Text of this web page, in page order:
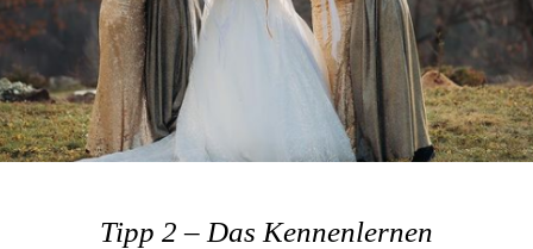
Tipp 2 – Das Kennenlernen